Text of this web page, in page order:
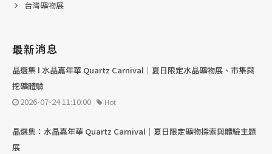
台灣礦物展
最新消息
晶選集 l 水晶嘉年華 Quartz Carnival｜夏日限定水晶礦物展、市集與
挖礦體驗
2026-07-24 11:10:00
Hot
晶選集：水晶嘉年華 Quartz Carnival｜夏日限定礦物探索與體驗主題
展